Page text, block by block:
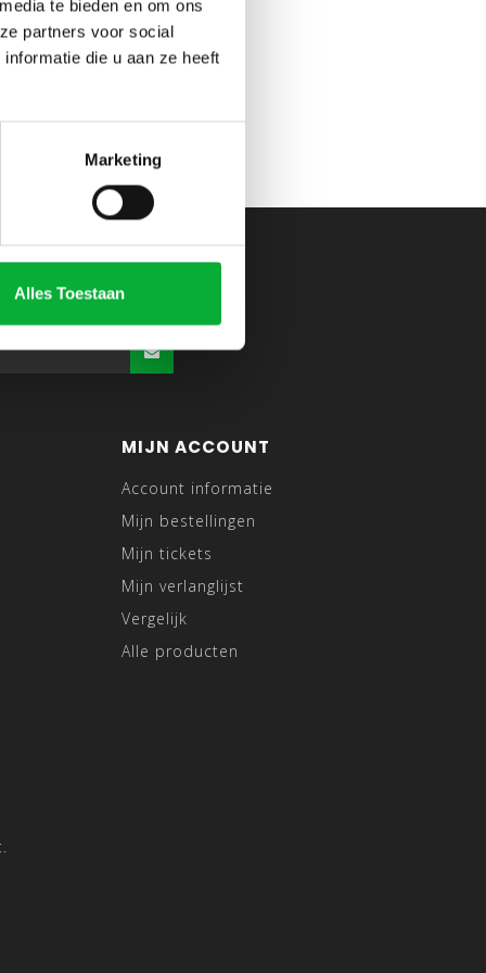
te bieden en om ons
partners voor social
die u aan ze heeft
Marketing
Alles Toestaan
MIJN ACCOUNT
Account informatie
Mijn bestellingen
Mijn tickets
Mijn verlanglijst
Vergelijk
Alle producten